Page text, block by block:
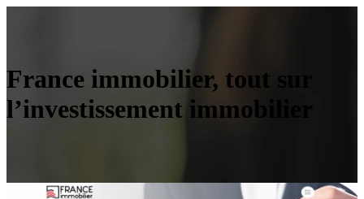
France immobilier, tout sur
l’investissement immobilier